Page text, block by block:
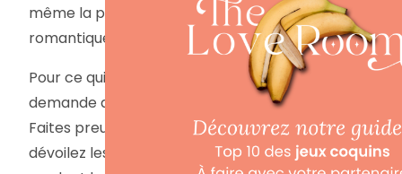
même la possibilité d’organiser un pique-nique
romantique.
Pour ce qui est de la révélation, l’exercice
demande autant de finesse que de créativité.
Faites preuve d’un
jeu d’acteur bluffant:
dévoilez les détails au fur et à mesure, en